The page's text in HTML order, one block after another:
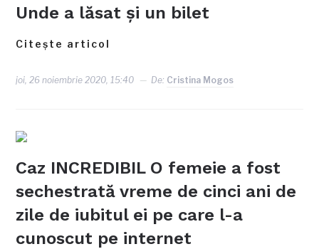
Unde a lăsat și un bilet
Citește articol
joi, 26 noiembrie 2020, 15:40 De: Cristina Mogos
Caz INCREDIBIL O femeie a fost
sechestrată vreme de cinci ani de
zile de iubitul ei pe care l-a
cunoscut pe internet